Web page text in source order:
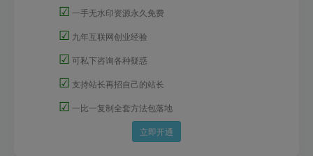
☑ 一手无水印资源永久免费
☑ 九年互联网创业经验
☑ 可私下咨询各种疑惑
☑ 支持站长再招自己的站长
☑ 一比一复制全套方法包落地
立即开通